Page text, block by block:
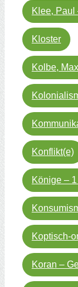
Klee, Paul
Kloster
Kolbe,
Konflikt(e)
Könige –
Koptisch-
Koran –